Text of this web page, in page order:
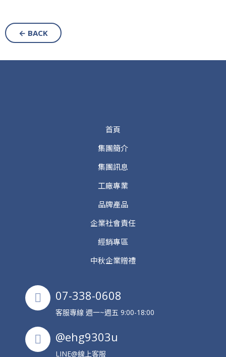
← BACK
首頁
集團簡介
集團訊息
工廠專業
品牌產品
企業社會責任
經銷專區
中秋企業贈禮
07-338-0608
客服專線 週一~週五 9:00-18:00
@ehg9303u
LINE@線上客服